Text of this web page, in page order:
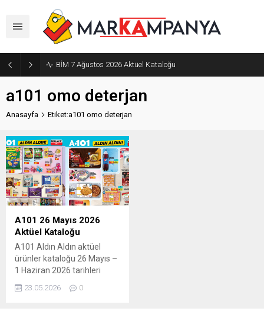
BİM 7 Ağustos 2026 Aktüel Kataloğu
a101 omo deterjan
Anasayfa Etiket:a101 omo deterjan
A101 26 Mayıs 2026
Aktüel Kataloğu
A101 Aldın Aldın aktüel
ürünler kataloğu 26 Mayıs –
1 Haziran 2026 tarihleri
sayfalık A101 broşüründe
23.05.2026 0